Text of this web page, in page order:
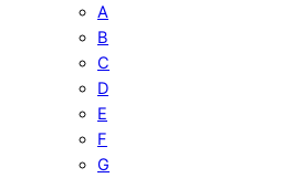
A
B
C
D
E
F
G